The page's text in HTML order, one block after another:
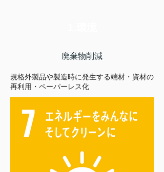
廃棄物削減
規格外製品や製造時に発生する端材・資材の
再利用・ペーパーレス化